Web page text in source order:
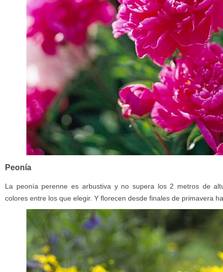
Peonía
La peonía perenne es arbustiva y no supera los 2 metros de
colores entre los que elegir. Y florecen desde finales de primavera